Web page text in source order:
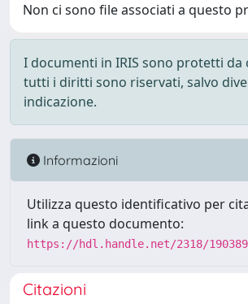
Non ci sono file associati a questo
I documenti in IRIS sono protetti da
tutti i diritti sono riservati, salvo
indicazione.
Informazioni
Utilizza questo identificativo per
link a questo documento:
https://hdl.handle.net/2318/
Citazioni